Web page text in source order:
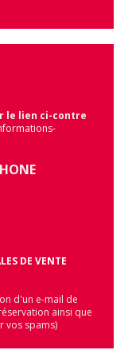
le lien ci-contre
DE VENTE
d'un e-mail de
ainsi que
vos spams)